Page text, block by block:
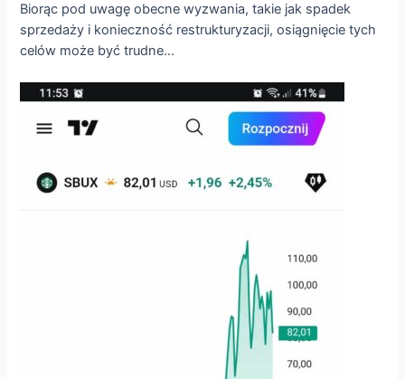
Biorąc pod uwagę obecne wyzwania, takie jak spadek
sprzedaży i konieczność restrukturyzacji, osiągnięcie tych
celów może być trudne…